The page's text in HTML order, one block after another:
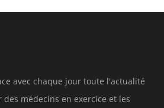
avec chaque jour toute l'actualité
médecins en exercice et les